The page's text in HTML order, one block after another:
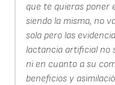
que te quieras poner
siendo la misma, no
sola pero las
lactancia artificial no
ni en cuanto a su
beneficios y